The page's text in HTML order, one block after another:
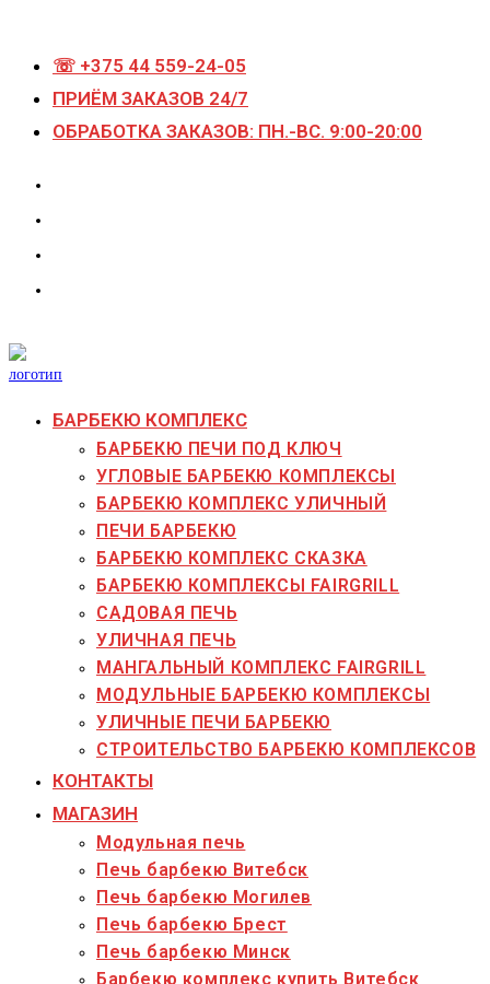
содержимому
☏ +375 44 559-24-05
ПРИЁМ ЗАКАЗОВ 24/7
ОБРАБОТКА ЗАКАЗОВ: ПН.-ВС. 9:00-20:00
БАРБЕКЮ КОМПЛЕКС
БАРБЕКЮ ПЕЧИ ПОД КЛЮЧ
УГЛОВЫЕ БАРБЕКЮ КОМПЛЕКСЫ
БАРБЕКЮ КОМПЛЕКС УЛИЧНЫЙ
ПЕЧИ БАРБЕКЮ
БАРБЕКЮ КОМПЛЕКС СКАЗКА
БАРБЕКЮ КОМПЛЕКСЫ FAIRGRILL
САДОВАЯ ПЕЧЬ
УЛИЧНАЯ ПЕЧЬ
МАНГАЛЬНЫЙ КОМПЛЕКС FAIRGRILL
МОДУЛЬНЫЕ БАРБЕКЮ КОМПЛЕКСЫ
УЛИЧНЫЕ ПЕЧИ БАРБЕКЮ
СТРОИТЕЛЬСТВО БАРБЕКЮ КОМПЛЕКСОВ
КОНТАКТЫ
МАГАЗИН
Модульная печь
Печь барбекю Витебск
Печь барбекю Могилев
Печь барбекю Брест
Печь барбекю Минск
Барбекю комплекс купить Витебск